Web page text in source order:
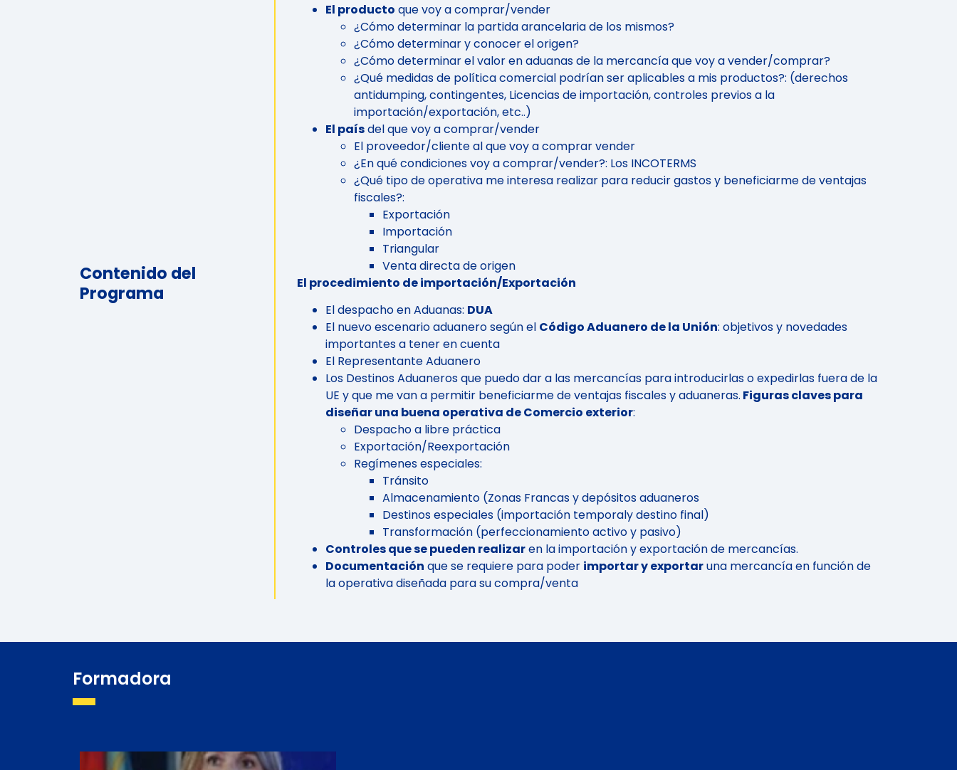
Contenido del
Programa
El producto que voy a comprar/vender
¿Cómo determinar la partida arancelaria de los mismos?
¿Cómo determinar y conocer el origen?
¿Cómo determinar el valor en aduanas de la mercancía que voy a vender/comprar?
¿Qué medidas de política comercial podrían ser aplicables a mis productos?: (derechos
antidumping, contingentes, Licencias de importación, controles previos a la
importación/exportación, etc..)
El paísdel que voy a comprar/vender
El proveedor/cliente al que voy a comprar vender
¿En qué condiciones voy a comprar/vender?: Los INCOTERMS
¿Qué tipo de operativa me interesa realizar para reducir gastos y beneficiarme de ventajas
fiscales?:
Exportación
Importación
Triangular
Venta directa de origen
El procedimiento de importación/Exportación
El despacho en Aduanas: DUA
El nuevo escenario aduanero según el Código Aduanero de la Unión: objetivos y novedades
importantes a tener en cuenta
El Representante Aduanero
Los Destinos Aduaneros que puedo dar a las mercancías para introducirlas o expedirlas fuera de la
UE y que me van a permitir beneficiarme de ventajas fiscales y aduaneras. Figuras claves para
diseñar una buena operativa de Comercio exterior:
Despacho a libre práctica
Exportación/Reexportación
Regímenes especiales:
Tránsito
Almacenamiento (Zonas Francas y depósitos aduaneros
Destinos especiales (importación temporaly destino final)
Transformación (perfeccionamiento activo y pasivo)
Controles que se pueden realizaren la importación y exportación de mercancías.
Documentación que se requiere para poder importar y exportaruna mercancía en función de
la operativa diseñada para su compra/venta
Formadora